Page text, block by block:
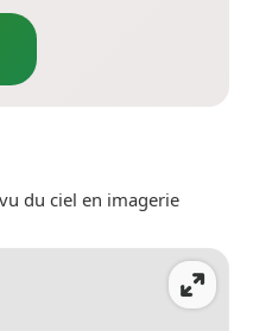
du ciel en imagerie